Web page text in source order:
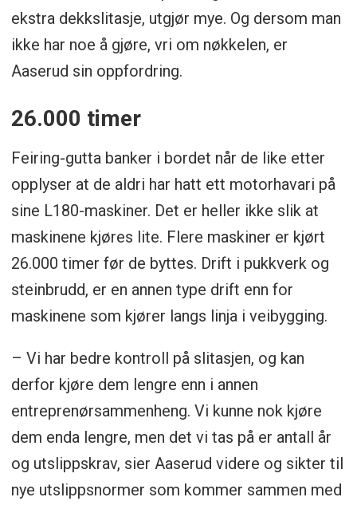
ekstra dekkslitasje, utgjør mye. Og dersom man
ikke har noe å gjøre, vri om nøkkelen, er
Aaserud sin oppfordring.
26.000 timer
Feiring-gutta banker i bordet når de like etter
opplyser at de aldri har hatt ett motorhavari på
sine L180-maskiner. Det er heller ikke slik at
maskinene kjøres lite. Flere maskiner er kjørt
26.000 timer før de byttes. Drift i pukkverk og
steinbrudd, er en annen type drift enn for
maskinene som kjører langs linja i veibygging.
– Vi har bedre kontroll på slitasjen, og kan
derfor kjøre dem lengre enn i annen
entreprenørsammenheng. Vi kunne nok kjøre
dem enda lengre, men det vi tas på er antall år
og utslippskrav, sier Aaserud videre og sikter til
nye utslippsnormer som kommer sammen med